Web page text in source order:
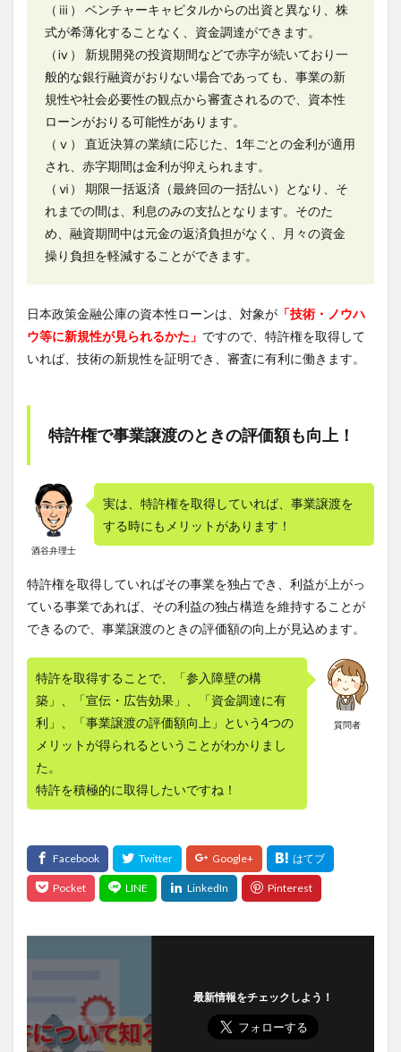
（ⅲ） ベンチャーキャピタルからの出資と異なり、株
式が希薄化することなく、資金調達ができます。
（ⅳ） 新規開発の投資期間などで赤字が続いており一
般的な銀行融資がおりない場合であっても、事業の新
規性や社会必要性の観点から審査されるので、資本性
ローンがおりる可能性があります。
（ⅴ） 直近決算の業績に応じた、1年ごとの金利が適用
され、赤字期間は金利が抑えられます。
（ⅵ） 期限一括返済（最終回の一括払い）となり、そ
れまでの間は、利息のみの支払となります。そのた
め、融資期間中は元金の返済負担がなく、月々の資金
操り負担を軽減することができます。
日本政策金融公庫の資本性ローンは、対象が 「技術・ノウハ
ウ等に新規性が見られるかた」 ですので、特許権を取得して
いれば、技術の新規性を証明でき、審査に有利に働きます。
特許権で事業譲渡のときの評価額も向上！
酒谷弁理士
実は、特許権を取得していれば、事業譲渡を
する時にもメリットがあります！
特許権を取得していればその事業を独占でき、利益が上がっ
ている事業であれば、その利益の独占構造を維持することが
できるので、事業譲渡のときの評価額の向上が見込めます。
質問者
特許を取得することで、「参入障壁の構
築」、「宣伝・広告効果」、「資金調達に有
利」、「事業譲渡の評価額向上」という4つの
メリットが得られるということがわかりまし
た。
特許を積極的に取得したいですね！
最新情報をチェックしよう！